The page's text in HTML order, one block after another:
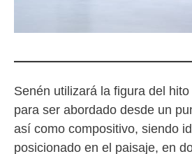
Senén utilizará la figura del
para ser abordado desde un
así como compositivo, siendo
posicionado en el paisaje, en